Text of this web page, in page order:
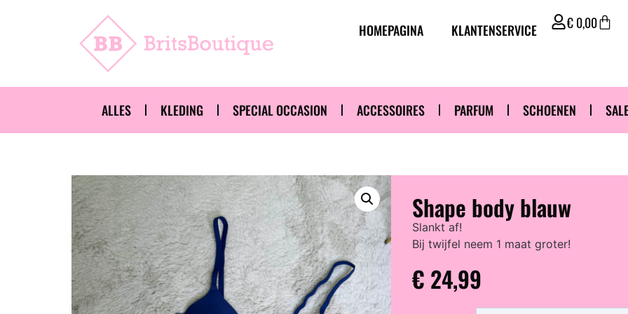
HOMEPAGINA KLANTENSERVICE €0,00
ALLES KLEDING SPECIAL OCCASION ACCESSOIRES PARFUM SCHOENEN
Shape body blauw
Slankt af!
Bij twijfel neem 1 maat groter!
€ 24,99